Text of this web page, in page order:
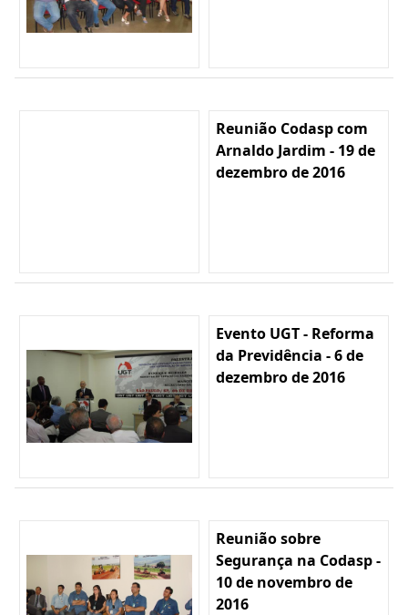
Reunião Codasp com
Arnaldo Jardim - 19 de
dezembro de 2016
Evento UGT - Reforma
da Previdência - 6 de
dezembro de 2016
Reunião sobre
Segurança na Codasp -
10 de novembro de
2016